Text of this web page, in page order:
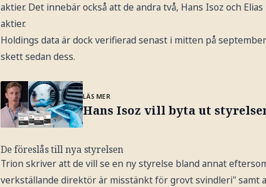
aktier. Det innebär också att de andra två, Hans Isoz och
aktier.
Holdings data är dock verifierad senast i mitten på
skett sedan dess.
LÄS MER
Hans Isoz vill byta ut
De föreslås till nya styrelsen
Trion skriver att de vill se en ny styrelse bland annat
verkställande direktör är misstänkt för grovt svindleri" samt